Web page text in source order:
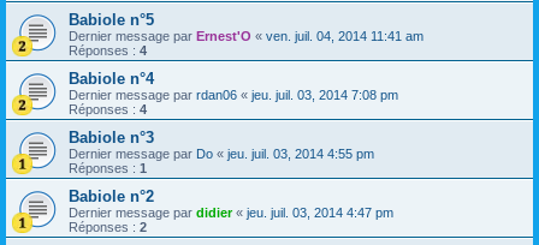
Babiole n°5
Dernier message par Ernest'O « ven. juil. 04, 2014 11:41 am
Réponses : 4
Babiole n°4
Dernier message par rdan06 « jeu. juil. 03, 2014 7:08 pm
Réponses : 4
Babiole n°3
Dernier message par Do « jeu. juil. 03, 2014 4:55 pm
Réponses : 1
Babiole n°2
Dernier message par didier« jeu. juil. 03, 2014 4:47 pm
Réponses : 2